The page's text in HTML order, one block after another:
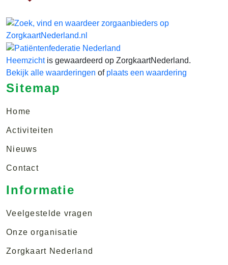
Heemzichtis gewaardeerd op ZorgkaartNederland.
Bekijk alle waarderingen of plaats een waardering
Sitemap
Home
Activiteiten
Nieuws
Contact
Informatie
Veelgestelde vragen
Onze organisatie
Zorgkaart Nederland